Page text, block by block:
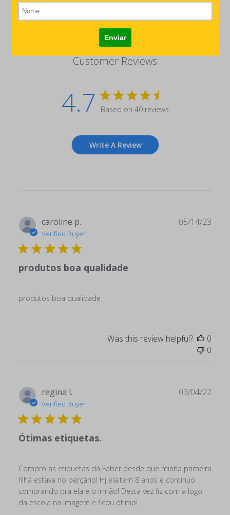
Customer Reviews
4.7 Based on 40 reviews
Write A Review
caroline p.
Verified Buyer
produtos boa qualidade
produtos boa qualidade
05/14/23
Was this review helpful?
0
0
regina l.
Verified Buyer
Ótimas etiquetas.
Compro as etiquetas da Faber desde que minha primeira
filha estava no berçário! Hj ela.tem 8 anos e continuo
comprando pra ela e o irmão! Desta vez fiz com a logo
da escola na imagem e ficou ótimo!
03/04/22